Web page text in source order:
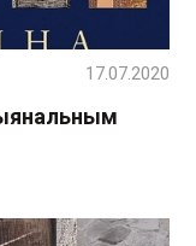
17.07.2020